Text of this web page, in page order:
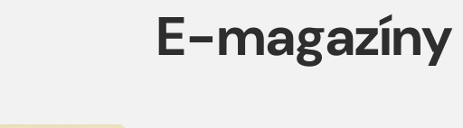
E-magazíny